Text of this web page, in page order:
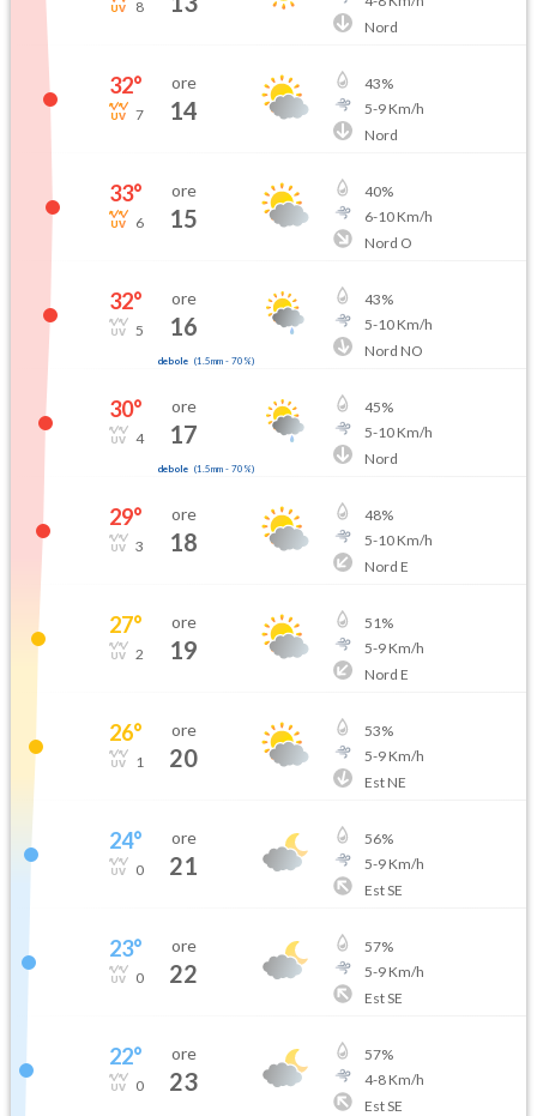
8
Nord
32°
7
ore
14
43%
5-9Km/h
Nord
33°
6
ore
15
40%
6-10Km/h
Nord O
32°
5
ore
16
debole (1.5mm- 70 %)
43%
5-10Km/h
Nord NO
30°
4
ore
17
debole (1.5mm- 70 %)
45%
5-10Km/h
Nord
29°
3
ore
18
48%
5-10Km/h
Nord E
27°
2
ore
19
51%
5-9Km/h
Nord E
26°
1
ore
20
53%
5-9Km/h
Est NE
24°
0
ore
21
56%
5-9Km/h
Est SE
23°
0
ore
22
57%
5-9Km/h
Est SE
22°
0
ore
23
57%
4-8Km/h
Est SE